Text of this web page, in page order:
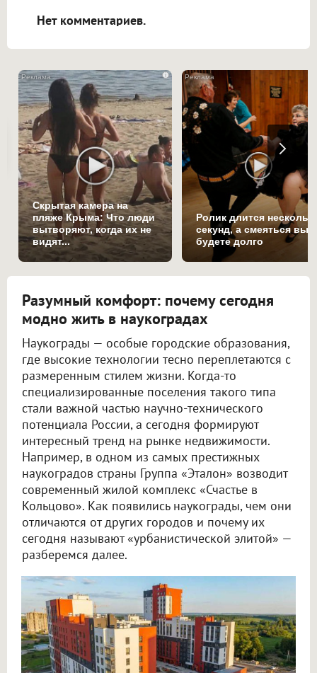
Нет комментариев.
i
Скрытая камера на
пляже Крыма: Что люди
вытворяют, когда их не
видят...
Ролик длится
секунд, а смеяться вы
будете долго
Разумный комфорт: почему сегодня
модно жить в наукоградах
Наукограды — особые городские образования,
где высокие технологии тесно переплетаются с
размеренным стилем жизни. Когда-то
специализированные поселения такого типа
стали важной частью научно-технического
потенциала России, а сегодня формируют
интересный тренд на рынке недвижимости.
Например, в одном из самых престижных
наукоградов страны Группа «Эталон» возводит
современный жилой комплекс «Счастье в
Кольцово». Как появились наукограды, чем они
отличаются от других городов и почему их
сегодня называют «урбанистической элитой» —
разберемся далее.